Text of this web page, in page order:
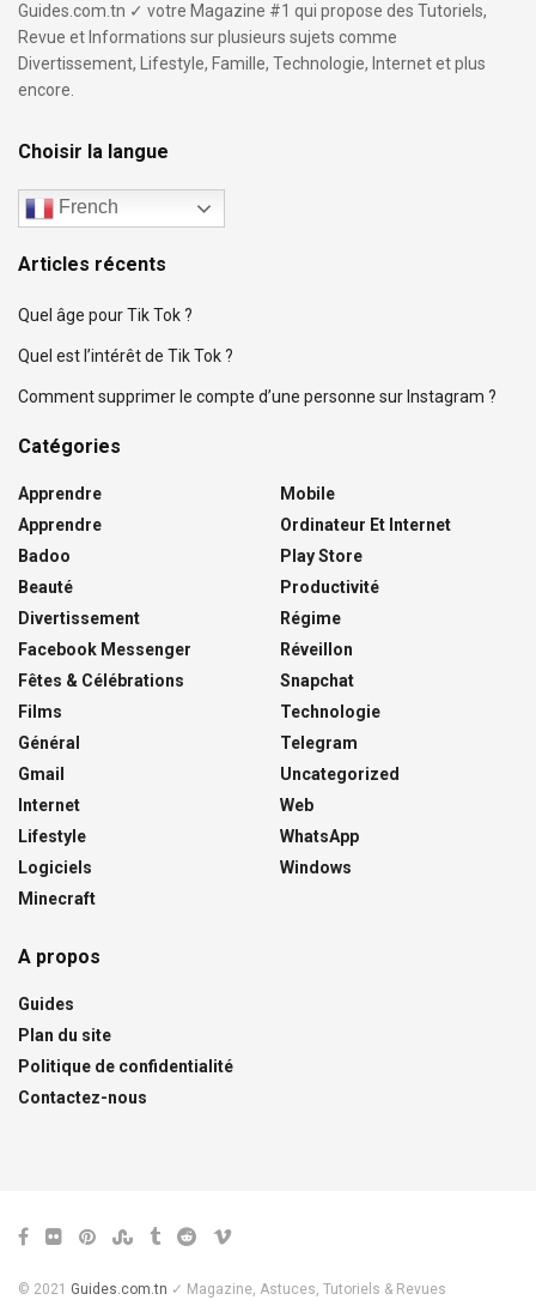
Guides.com.tn ✓ votre Magazine #1 qui propose des Tutoriels,
Revue et Informations sur plusieurs sujets comme
Divertissement, Lifestyle, Famille, Technologie, Internet et plus
encore.
Choisir la langue
French
Articles récents
Quel âge pour Tik Tok ?
Quel est l’intérêt de Tik Tok ?
Comment supprimer le compte d’une personne sur Instagram ?
Catégories
Apprendre
Apprendre
Badoo
Beauté
Divertissement
Facebook Messenger
Fêtes & Célébrations
Films
Général
Gmail
Internet
Lifestyle
Logiciels
Minecraft
Mobile
Ordinateur Et Internet
Play Store
Productivité
Régime
Réveillon
Snapchat
Technologie
Telegram
Uncategorized
Web
WhatsApp
Windows
A propos
Guides
Plan du site
Politique de confidentialité
Contactez-nous
© 2021 Guides.com.tn ✓ Magazine, Astuces, Tutoriels & Revues